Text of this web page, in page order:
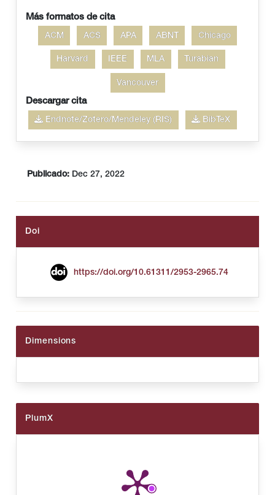
Más formatos de cita
ACM ACS APA ABNT Chicago
Harvard IEEE MLA Turabian
Vancouver
Descargar cita
Endnote/Zotero/Mendeley (RIS) BibTeX
Publicado:Dec 27, 2022
Doi
https://doi.org/10.61311/2953-2965.74
Dimensions
PlumX